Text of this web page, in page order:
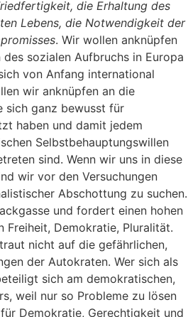
die Erhaltung des
Lebens, die Notwendigkeit der
. Wir wollen anknüpfen
sozialen Aufbruchs in Europa
von Anfang international
wir anknüpfen an die
sich ganz bewusst für
haben und damit jedem
Selbstbehauptungswillen
sind. Wenn wir uns in diese
wir vor den Versuchungen
Abschottung zu suchen.
und fordert einen hohen
Freiheit, Demokratie, Pluralität.
nicht auf die gefährlichen,
der Autokraten. Wer sich als
sich am demokratischen,
weil nur so Probleme zu lösen
Demokratie, Gerechtigkeit und